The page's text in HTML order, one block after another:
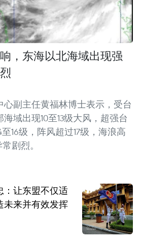
，东海以北海域出现强
心副主任黄福林博士表示，受台
域出现10至13级大风，超强台
16级，阵风超过17级，海浪高
剧烈。
：让东盟不仅适
未来并有效发挥